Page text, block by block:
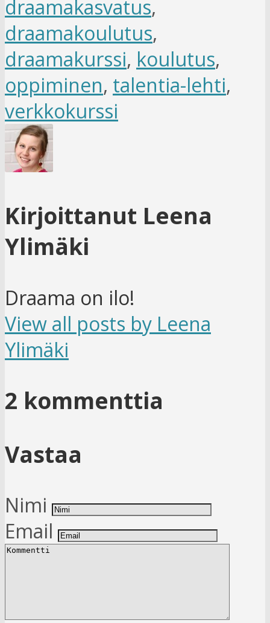
draamakasvatus,
draamakoulutus,
draamakurssi, koulutus,
oppiminen, talentia-lehti,
verkkokurssi
Kirjoittanut Leena
Ylimäki
Draama on ilo!
View all posts by Leena
Ylimäki
2 kommenttia
Vastaa
Nimi
Email